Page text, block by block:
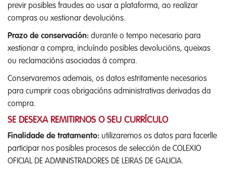
previr posibles fraudes ao usar a plataforma, ao realizar
compras ou xestionar devolucións.
Prazo de conservación: durante o tempo necesario para
xestionar a compra, incluíndo posibles devolucións, queixas
ou reclamacións asociadas á compra.
Conservaremos ademais, os datos estritamente necesarios
para cumprir coas obrigacións administrativas derivadas da
compra.
SE DESEXA REMITIRNOS O SEU CURRÍCULO
Finalidade de tratamento: utilizaremos os datos para facerlle
participar nos posibles procesos de selección de COLEXIO
OFICIAL DE ADMINISTRADORES DE LEIRAS DE GALICIA.